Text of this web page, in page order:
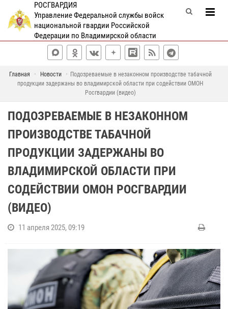
РОСГВАРДИЯ
Управление Федеральной службы войск
национальной гвардии Российской
Федерации по Владимирской области
Главная Новости
Подозреваемые в незаконном производстве табачной
продукции задержаны во владимирской области при содействии ОМОН
Росгвардии (видео)
ПОДОЗРЕВАЕМЫЕ В НЕЗАКОННОМ
ПРОИЗВОДСТВЕ ТАБАЧНОЙ
ПРОДУКЦИИ ЗАДЕРЖАНЫ ВО
ВЛАДИМИРСКОЙ ОБЛАСТИ ПРИ
СОДЕЙСТВИИ ОМОН РОСГВАРДИИ
(ВИДЕО)
11 апреля 2025, 09:19